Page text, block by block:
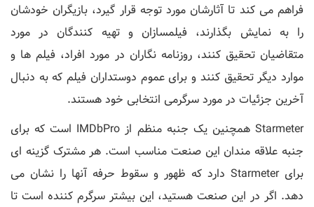
فراهم می کند تا آثارشان مورد توجه قرار گیرد، بازیگران خودشان
را به نمایش بگذارند، فیلمسازان و تهیه کنندگان در مورد
متقاضیان تحقیق کنند، روزنامه نگاران در مورد افراد، فیلم ها و
موارد دیگر تحقیق کنند و برای عموم دوستداران فیلم که به دنبال
آخرین جزئیات در مورد سرگرمی انتخابی خود هستند.
Starmeter همچنین یک جنبه منظم از IMDbPro است که برای
جنبه علاقه مندان این صنعت مناسب است. هر مشترک گزینه ای
برای Starmeter دارد که ظهور و سقوط حرفه آنها را نشان می
دهد. اگر در این صنعت هستید، این بیشتر سرگرم کننده است تا